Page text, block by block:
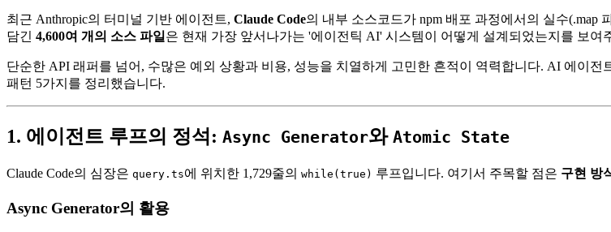
최근 Anthropic의 터미널 기반 에이전트, Claude Code의 내부 소스코드가 npm 배포 과정에서의 실수(.map
담긴 4,600여 개의 소스 파일 은 현재 가장 앞서나가는 '에이전틱 AI' 시스템이 어떻게 설계되었는지를 보여
단순한 API 래퍼를 넘어, 수많은 예외 상황과 비용, 성능을 치열하게 고민한 흔적이 역력합니다. AI 에이
패턴 5가지를 정리했습니다.
1. 에이전트 루프의 정석: Async Generator와 Atomic State
Claude Code의 심장은 query.ts에 위치한 1,729줄의 while(true) 루프입니다. 여기서 주목할 점은 구현 방
Async Generator의 활용